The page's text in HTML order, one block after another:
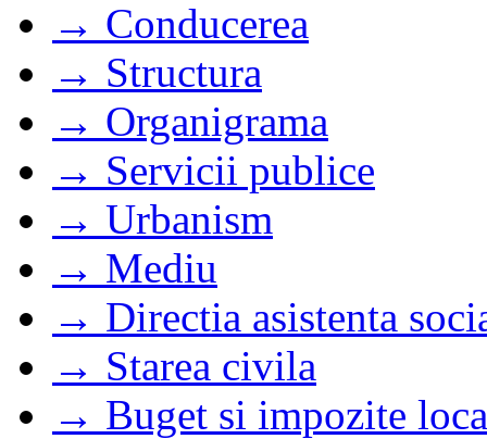
→ Conducerea
→ Structura
→ Organigrama
→ Servicii publice
→ Urbanism
→ Mediu
→ Directia asistenta
→ Starea civila
→ Buget si impozite